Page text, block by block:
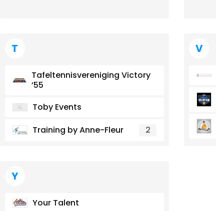
T
Tafeltennisvereniging Victory
’55
Toby Events
Training by Anne-Fleur
2
V
Y
Your Talent